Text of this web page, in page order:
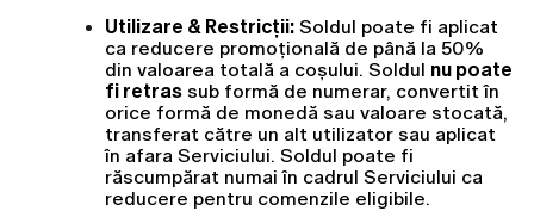
Utilizare & Restricții: Soldul poate fi aplicat
ca reducere promoțională de până la 50%
din valoarea totală a coșului. Soldul nu poate
fi retras sub formă de numerar, convertit în
orice formă de monedă sau valoare stocată,
transferat către un alt utilizator sau aplicat
în afara Serviciului. Soldul poate fi
răscumpărat numai în cadrul Serviciului ca
reducere pentru comenzile eligibile.